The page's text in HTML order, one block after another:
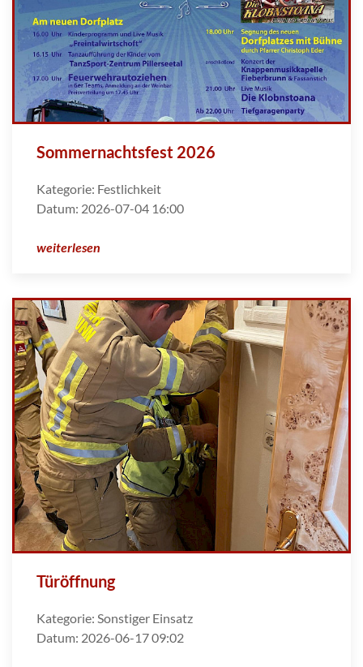
Sommernachtsfest 2026
Kategorie: Festlichkeit
Datum: 2026-07-04 16:00
weiterlesen
Türöffnung
Kategorie: Sonstiger Einsatz
Datum: 2026-06-17 09:02